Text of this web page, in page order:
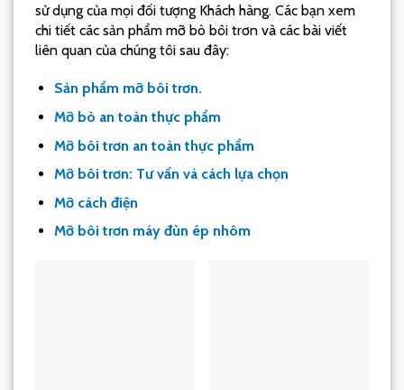
sử dụng của mọi đối tượng Khách hàng. Các bạn xem
chi tiết các sản phẩm mỡ bò bôi trơn và các bài viết
liên quan của chúng tôi sau đây:
Sản phẩm mỡ bôi trơn.
Mỡ bò an toàn thực phẩm
Mỡ bôi trơn an toàn thực phẩm
Mỡ bôi trơn: Tư vấn và cách lựa chọn
Mỡ cách điện
Mỡ bôi trơn máy đùn ép nhôm